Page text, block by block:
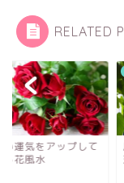
RELATED
で考える観葉植物の
置き場所